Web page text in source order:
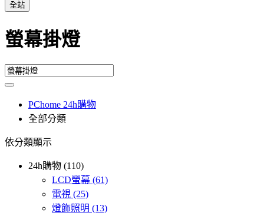
全站
螢幕掛燈
PChome 24h購物
全部分類
依分類顯示
24h購物 (110)
LCD螢幕 (61)
電視 (25)
燈飾照明 (13)